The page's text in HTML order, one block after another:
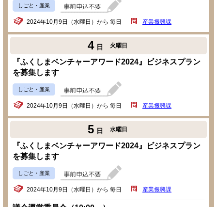
しごと・産業
2024年10月9日（水曜日）から 毎日 産業振興課
4 日 火曜日
『ふくしまベンチャーアワード2024』ビジネスプラン
を募集します
しごと・産業
2024年10月9日（水曜日）から 毎日 産業振興課
5 日 水曜日
『ふくしまベンチャーアワード2024』ビジネスプラン
を募集します
しごと・産業
2024年10月9日（水曜日）から 毎日 産業振興課